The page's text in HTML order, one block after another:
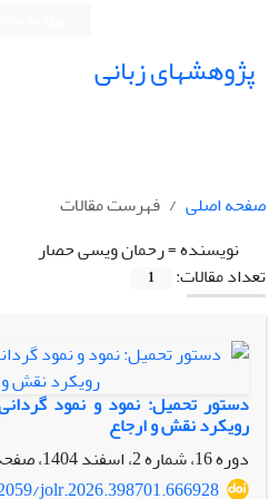
پژوهشهای زبانی
صفحه اصلی
فهرست مقالات
نویسنده =رحمان ویسی حصار
تعداد مقالات:
1
دستور تحمیل: نمود و نمود
رویکرد نقش و ارجاع
دوره 16، شماره 2، اسفند 1404، صفحه
jolr.2026.398701.666928